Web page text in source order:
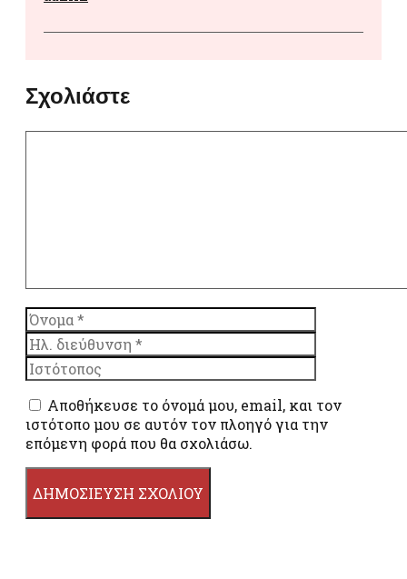
Σχολιάστε
Όνομα
διεύθυνση
Αποθήκευσε το όνομά μου, email, και τον
ιστότοπο μου σε αυτόν τον πλοηγό για την
επόμενη φορά που θα σχολιάσω.